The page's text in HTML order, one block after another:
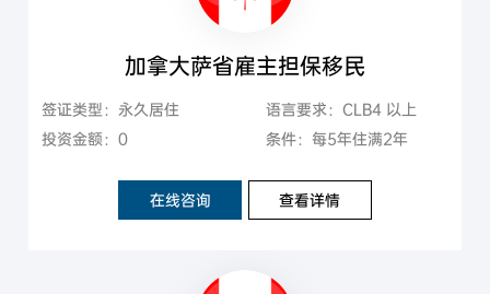
加拿大萨省雇主担保移民
签证类型：永久居住
语言要求：CLB4 以上
投资金额：0
条件：每5年住满2年
在线咨询 查看详情